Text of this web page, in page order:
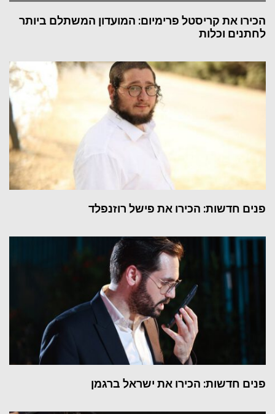
הכירו את קריסטל פרימיום: המועדון המשתלם ביותר
לחתנים וכלות
פנים חדשות: הכירו את פישל רוזנפלד
פנים חדשות: הכירו את ישראל ברגמן